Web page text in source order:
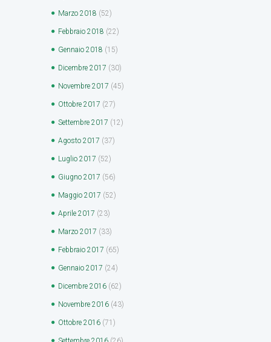
Marzo 2018 (52)
Febbraio 2018 (22)
Gennaio 2018 (15)
Dicembre 2017 (30)
Novembre 2017 (45)
Ottobre 2017 (27)
Settembre 2017 (12)
Agosto 2017 (37)
Luglio 2017 (52)
Giugno 2017 (56)
Maggio 2017 (52)
Aprile 2017 (23)
Marzo 2017 (33)
Febbraio 2017 (65)
Gennaio 2017 (24)
Dicembre 2016 (62)
Novembre 2016 (43)
Ottobre 2016 (71)